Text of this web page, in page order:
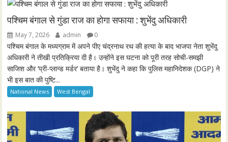
n
s
l
s
e
n
पश्चिम बंगाल से गुंडा राज का होगा सफाया : शुभेंदु अधिकारी
May 7, 2026 admin 0
पश्चिम बंगाल के मध्यग्राम में अपने पीए चंद्रनाथ रथ की हत्या के बाद भाजपा नेता शुभेंदु
अधिकारी ने तीखी प्रतिक्रिया दी है। उन्होंने इस घटना को पूरी तरह सोची-समझी
साजिश और ‘प्री-प्लान्ड मर्डर’ बताया है। शुभेंदु ने कहा कि पुलिस महानिदेशक (DGP) ने
भी इस बात की पुष्टि...
National News West Bengal